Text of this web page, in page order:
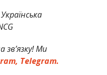
Ми
Telegram.